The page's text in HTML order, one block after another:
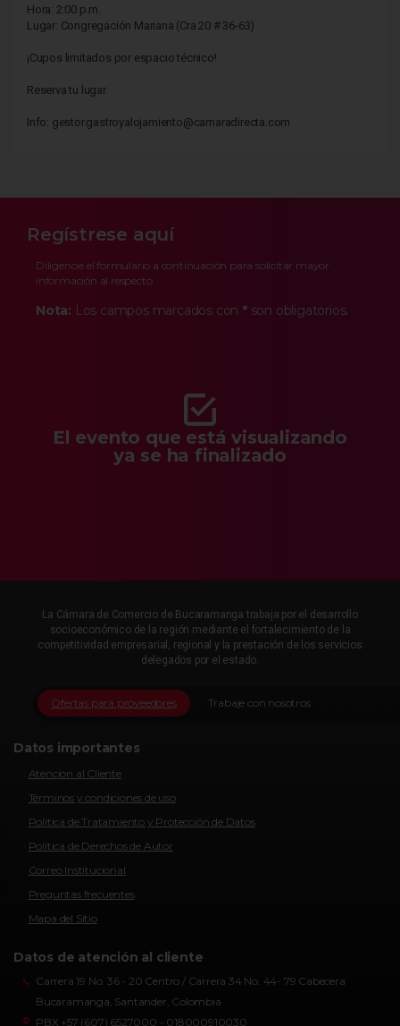
Hora: 2:00 p.m.
Lugar: Congregación Mariana (Cra 20 # 36-63)
¡Cupos limitados por espacio técnico!
Reserva tu lugar
Info: gestor.gastroyalojamiento@camaradirecta.com
Regístrese aquí
Diligencie el formulario a continuación para solicitar mayor
información al respecto
Nota: Los campos marcados con *son obligatorios.
El evento que está visualizando
ya se ha finalizado
La Cámara de Comercio de Bucaramanga trabaja por el desarrollo
socioeconómico de la región mediante el fortalecimiento de la
competitividad empresarial, regional y la prestación de los servicios
delegados por el estado.
Trabaje con nosotros
Ofertas para proveedores
Datos importantes
Atencion al Cliente
Términos y condiciones de uso
Política de Tratamiento y Protección de Datos
Política de Derechos de Autor
Correo Institucional
Preguntas frecuentes
Mapa del Sitio
Datos de atención al cliente
Carrera 19 No. 36 - 20 Centro / Carrera 34 No. 44- 79 Cabecera
Bucaramanga, Santander, Colombia
PBX +57 (607) 6527000 - 018000910030